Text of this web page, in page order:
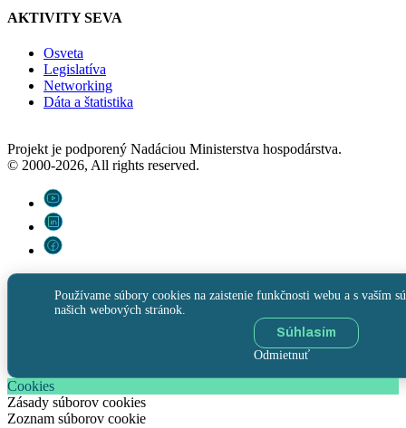
AKTIVITY SEVA
Osveta
Legislatíva
Networking
Dáta a štatistika
Projekt je podporený Nadáciou Ministerstva hospodárstva.
© 2000-2026, All rights reserved.
Používame súbory cookies na zaistenie funkčnosti webu a s vaším
našich webových stránok.
Súhlasím
Odmietnuť
Cookies
Zásady súborov cookies
Zoznam súborov cookie